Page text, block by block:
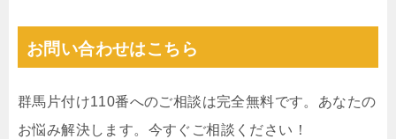
お問い合わせはこちら
群馬片付け110番へのご相談は完全無料です。あなたの
お悩み解決します。今すぐご相談ください！